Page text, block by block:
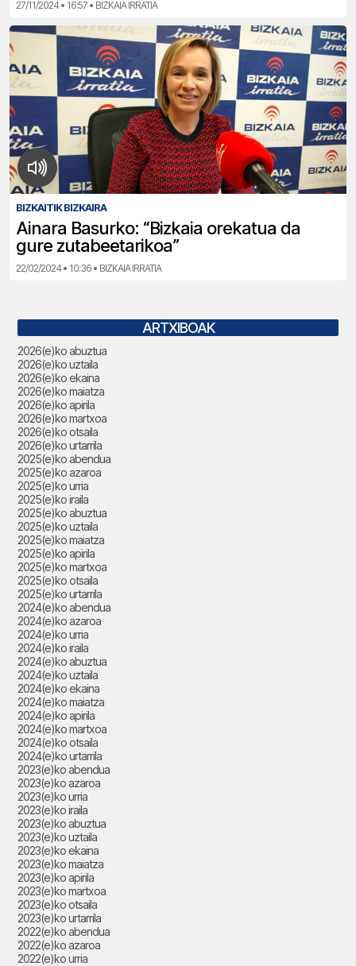
27/11/2024 • 16:57 • BIZKAIA IRRATIA
BIZKAITIK BIZKAIRA
Ainara Basurko: “Bizkaia orekatua da
gure zutabeetarikoa”
22/02/2024 • 10:36 • BIZKAIA IRRATIA
ARTXIBOAK
2026(e)ko abuztua
2026(e)ko uztaila
2026(e)ko ekaina
2026(e)ko maiatza
2026(e)ko apirila
2026(e)ko martxoa
2026(e)ko otsaila
2026(e)ko urtarrila
2025(e)ko abendua
2025(e)ko azaroa
2025(e)ko urria
2025(e)ko iraila
2025(e)ko abuztua
2025(e)ko uztaila
2025(e)ko maiatza
2025(e)ko apirila
2025(e)ko martxoa
2025(e)ko otsaila
2025(e)ko urtarrila
2024(e)ko abendua
2024(e)ko azaroa
2024(e)ko urria
2024(e)ko iraila
2024(e)ko abuztua
2024(e)ko uztaila
2024(e)ko ekaina
2024(e)ko maiatza
2024(e)ko apirila
2024(e)ko martxoa
2024(e)ko otsaila
2024(e)ko urtarrila
2023(e)ko abendua
2023(e)ko azaroa
2023(e)ko urria
2023(e)ko iraila
2023(e)ko abuztua
2023(e)ko uztaila
2023(e)ko ekaina
2023(e)ko maiatza
2023(e)ko apirila
2023(e)ko martxoa
2023(e)ko otsaila
2023(e)ko urtarrila
2022(e)ko abendua
2022(e)ko azaroa
2022(e)ko urria